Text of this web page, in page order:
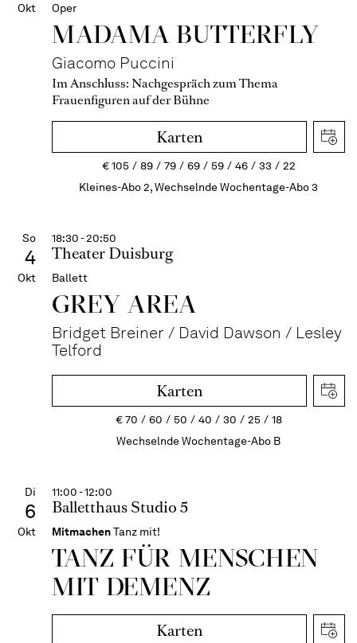
Okt Oper
MADAMA BUTTER­FLY
Giacomo Puccini
Im Anschluss:Nachgespräch zum Thema
Frauenfiguren auf der Bühne
Karten
€105 89 79 69 59 46 33
22
Kleines-Abo 2, Wechselnde Wochentage-Abo 3
So
4
Okt
18:30 - 20:50
Theater Duisburg
Ballett
GREY AREA
Bridget Breiner / David Dawson / Lesley
Telford
Karten
€70 60 50 40 30 25
18
Wechselnde Wochentage-Abo B
Di
6
Okt
11:00 - 12:00
Balletthaus Studio 5
MitmachenTanz mit!
TANZ FÜR MENSCHEN
MIT DEMENZ
Karten